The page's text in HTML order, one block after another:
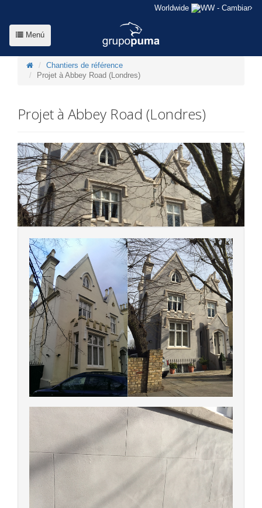
Worldwide - Cambiar
Menú
Chantiers de référence
Projet à Abbey Road (Londres)
Projet à Abbey Road (Londres)